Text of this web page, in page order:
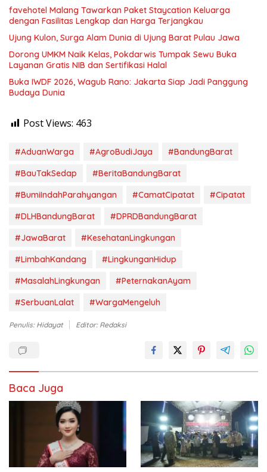
favehotel Malang Tawarkan Paket Staycation Keluarga
dengan Fasilitas Lengkap dan Harga Terjangkau
Ujung Kulon, Surga Alam Dunia di Ujung Barat Pulau Jawa
Dorong UMKM Naik Kelas, Pokdarwis Tumpak Sewu Buka
Layanan Gratis NIB dan Sertifikasi Halal
Buka IWDF 2026, Wagub Rano: Jakarta Siap Jadi Panggung
Budaya Dunia
Post Views: 463
#AduanWarga #AgroBudiJaya
#BandungBarat
#BauTakSedap
#BeritaBandungBarat
#BumiIndahParahyangan
#CamatCipatat
#Cipatat
#DLHBandungBarat
#DPRDBandungBarat
#JawaBarat
#KesehatanLingkungan
#LimbahKandang
#LingkunganHidup
#MasalahLingkungan
#PeternakanAyam
#SerbuanLalat
#WargaMengeluh
Penulis: Hidayat Editor: Redaksi
Baca Juga